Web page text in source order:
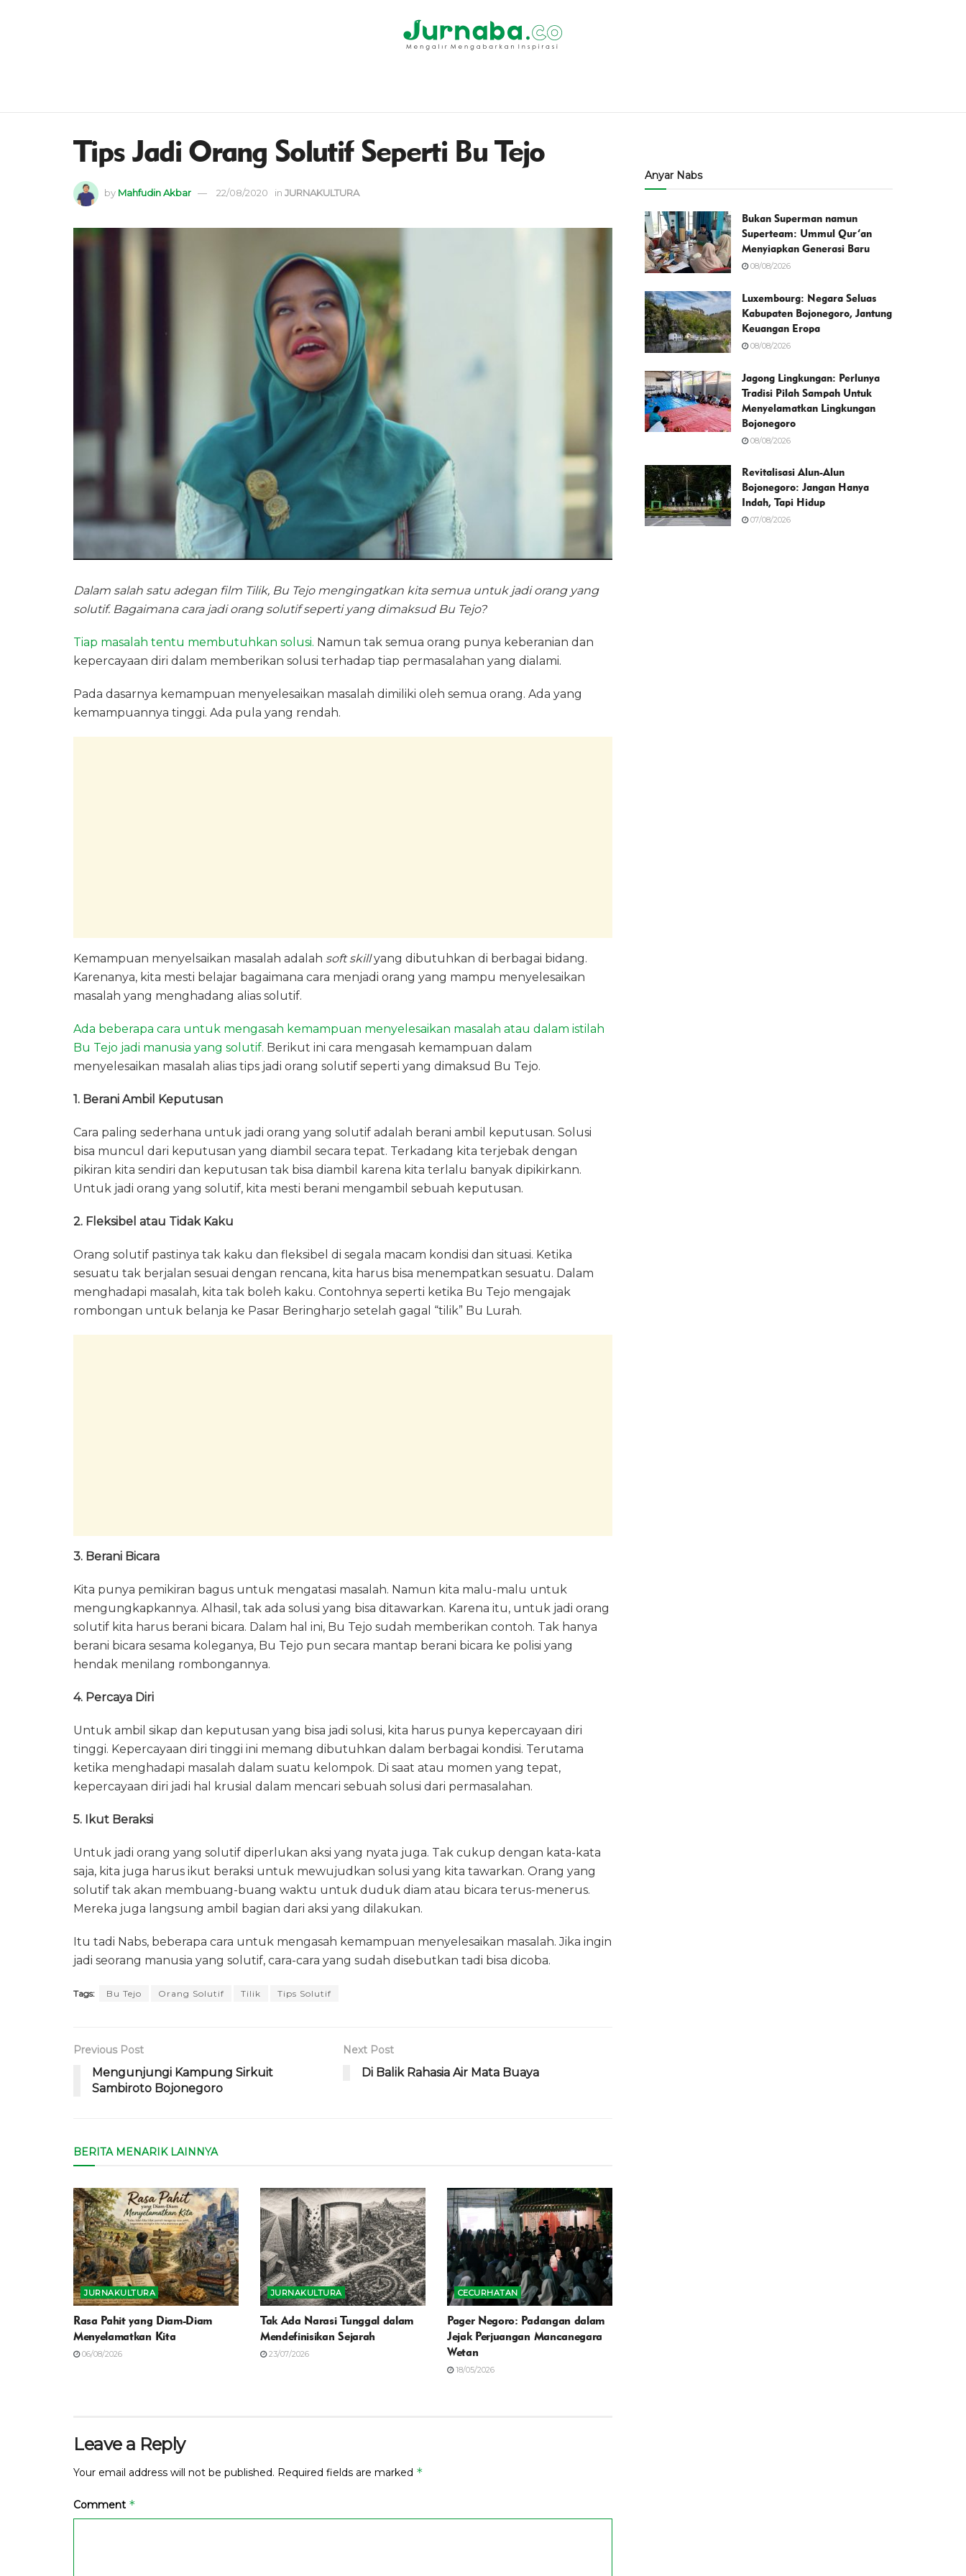
Tips Jadi Orang Solutif Seperti Bu Tejo
by Mahfudin Akbar 22/08/2020 in JURNAKULTURA
Dalam salah satu adegan film Tilik, Bu Tejo mengingatkan kita semua untuk jadi orang yang
solutif. Bagaimana cara jadi orang solutif seperti yang dimaksud Bu Tejo?
Tiap masalah tentu membutuhkan solusi. Namun tak semua orang punya keberanian dan
kepercayaan diri dalam memberikan solusi terhadap tiap permasalahan yang dialami.
Pada dasarnya kemampuan menyelesaikan masalah dimiliki oleh semua orang. Ada yang
kemampuannya tinggi. Ada pula yang rendah.
Kemampuan menyelsaikan masalah adalah soft skillyang dibutuhkan di berbagai bidang.
Karenanya, kita mesti belajar bagaimana cara menjadi orang yang mampu menyelesaikan
masalah yang menghadang alias solutif.
Ada beberapa cara untuk mengasah kemampuan menyelesaikan masalah atau dalam istilah
Bu Tejo jadi manusia yang solutif. Berikut ini cara mengasah kemampuan dalam
menyelesaikan masalah alias tips jadi orang solutif seperti yang dimaksud Bu Tejo.
1. Berani Ambil Keputusan
Cara paling sederhana untuk jadi orang yang solutif adalah berani ambil keputusan. Solusi
bisa muncul dari keputusan yang diambil secara tepat. Terkadang kita terjebak dengan
pikiran kita sendiri dan keputusan tak bisa diambil karena kita terlalu banyak dipikirkann.
Untuk jadi orang yang solutif, kita mesti berani mengambil sebuah keputusan.
2. Fleksibel atau Tidak Kaku
Orang solutif pastinya tak kaku dan fleksibel di segala macam kondisi dan situasi. Ketika
sesuatu tak berjalan sesuai dengan rencana, kita harus bisa menempatkan sesuatu. Dalam
menghadapi masalah, kita tak boleh kaku. Contohnya seperti ketika Bu Tejo mengajak
rombongan untuk belanja ke Pasar Beringharjo setelah gagal “tilik” Bu Lurah.
3. Berani Bicara
Kita punya pemikiran bagus untuk mengatasi masalah. Namun kita malu-malu untuk
mengungkapkannya. Alhasil, tak ada solusi yang bisa ditawarkan. Karena itu, untuk jadi orang
solutif kita harus berani bicara. Dalam hal ini, Bu Tejo sudah memberikan contoh. Tak hanya
berani bicara sesama koleganya, Bu Tejo pun secara mantap berani bicara ke polisi yang
hendak menilang rombongannya.
4. Percaya Diri
Untuk ambil sikap dan keputusan yang bisa jadi solusi, kita harus punya kepercayaan diri
tinggi. Kepercayaan diri tinggi ini memang dibutuhkan dalam berbagai kondisi. Terutama
ketika menghadapi masalah dalam suatu kelompok. Di saat atau momen yang tepat,
kepercayaan diri jadi hal krusial dalam mencari sebuah solusi dari permasalahan.
5. Ikut Beraksi
Untuk jadi orang yang solutif diperlukan aksi yang nyata juga. Tak cukup dengan kata-kata
saja, kita juga harus ikut beraksi untuk mewujudkan solusi yang kita tawarkan. Orang yang
solutif tak akan membuang-buang waktu untuk duduk diam atau bicara terus-menerus.
Mereka juga langsung ambil bagian dari aksi yang dilakukan.
Itu tadi Nabs, beberapa cara untuk mengasah kemampuan menyelesaikan masalah. Jika ingin
jadi seorang manusia yang solutif, cara-cara yang sudah disebutkan tadi bisa dicoba.
Tags: Bu Tejo Orang Solutif Tilik Tips Solutif
Previous Post
Mengunjungi Kampung Sirkuit
Sambiroto Bojonegoro
Next Post
Di Balik Rahasia Air Mata Buaya
BERITA MENARIK LAINNYA
JURNAKULTURA
Rasa Pahit yang Diam-Diam
Menyelamatkan Kita
06/08/2026
JURNAKULTURA
Tak Ada Narasi Tunggal dalam
Mendefinisikan Sejarah
23/07/2026
CECURHATAN
Pager Negoro: Padangan dalam
Jejak Perjuangan Mancanegara
Wetan
18/05/2026
Leave a Reply
Your email address will not be published. Required fields are marked *
Comment *
Anyar Nabs
Bukan Superman namun
Superteam: Ummul Qur’an
Menyiapkan Generasi Baru
08/08/2026
Luxembourg: Negara Seluas
Kabupaten Bojonegoro, Jantung
Keuangan Eropa
08/08/2026
Jagong Lingkungan: Perlunya
Tradisi Pilah Sampah Untuk
Menyelamatkan Lingkungan
Bojonegoro
08/08/2026
Revitalisasi Alun-Alun
Bojonegoro: Jangan Hanya
Indah, Tapi Hidup
07/08/2026